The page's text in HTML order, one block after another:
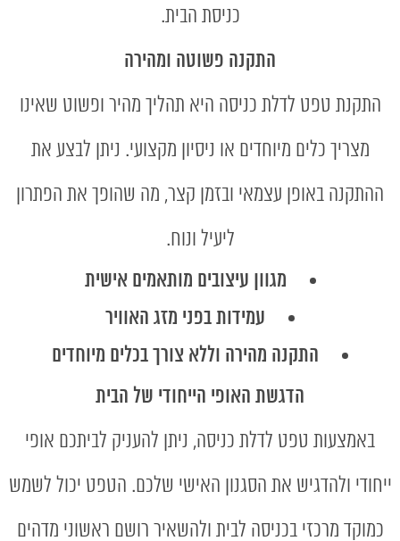
כניסת הבית.
התקנה פשוטה ומהירה
התקנת טפט לדלת כניסה היא תהליך מהיר ופשוט שאינו
מצריך כלים מיוחדים או ניסיון מקצועי. ניתן לבצע את
ההתקנה באופן עצמאי ובזמן קצר, מה שהופך את הפתרון
ליעיל ונוח.
מגוון עיצובים מותאמים אישית
עמידות בפני מזג האוויר
התקנה מהירה וללא צורך בכלים מיוחדים
הדגשת האופי הייחודי של הבית
באמצעות טפט לדלת כניסה, ניתן להעניק לביתכם אופי
ייחודי ולהדגיש את הסגנון האישי שלכם. הטפט יכול לשמש
כמוקד מרכזי בכניסה לבית ולהשאיר רושם ראשוני מדהים